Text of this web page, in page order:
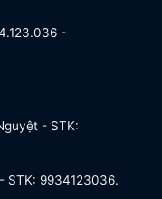
-
- STK:
STK: 9934123036.